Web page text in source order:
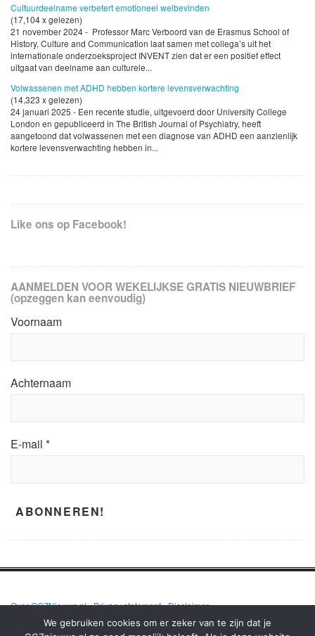
Cultuurdeelname verbetert emotioneel welbevinden
(17,104 x gelezen)
21 november 2024 - Professor Marc Verboord van de Erasmus School of
History, Culture and Communication laat samen met collega’s uit het
internationale onderzoeksproject INVENT zien dat er een positief effect
uitgaat van deelname aan culturele...
Volwassenen met ADHD hebben kortere levensverwachting
(14,323 x gelezen)
24 januari 2025 - Een recente studie, uitgevoerd door University College
London en gepubliceerd in The British Journal of Psychiatry, heeft
aangetoond dat volwassenen met een diagnose van ADHD een aanzienlijk
kortere levensverwachting hebben in...
Like ons op Facebook!
AANMELDEN VOOR WEKELIJKSE GRATIS NIEUWBRIEF
(opzeggen kan eenvoudig)
Voornaam
Achternaam
E-mail *
Over GGZNieuws.nl•Privacy statement•Disclaimer
We gebruiken cookies om er zeker van te zijn dat je